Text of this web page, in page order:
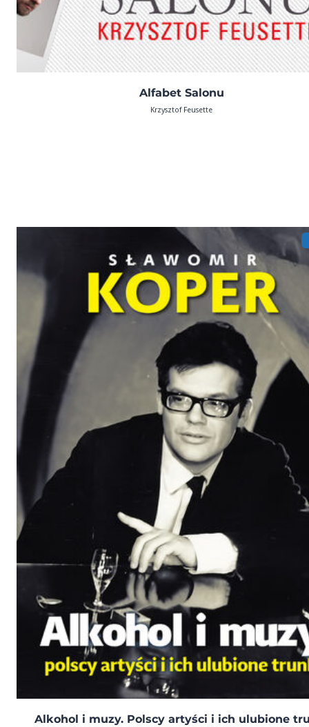
Alfabet Salonu
Krzysztof Feusette
Alkohol i muzy. Polscy artyści i ich ulubione